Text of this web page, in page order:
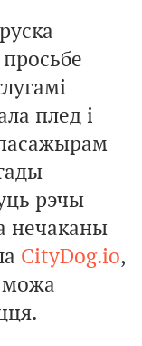
плед і
рэчы
нечаканы
CityDog.io,
можа